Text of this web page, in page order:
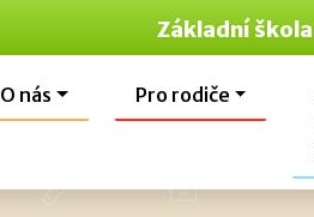
Základní
O nás Pro rodiče